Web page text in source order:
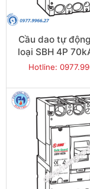
Cầu dao tự
loại SBH 4P
250A -
Hotline: